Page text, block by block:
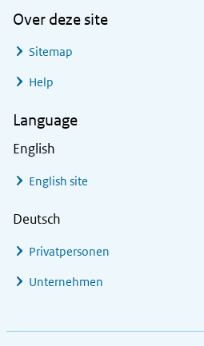
Over deze site
Sitemap
Help
Language
English
English site
Deutsch
Privatpersonen
Unternehmen